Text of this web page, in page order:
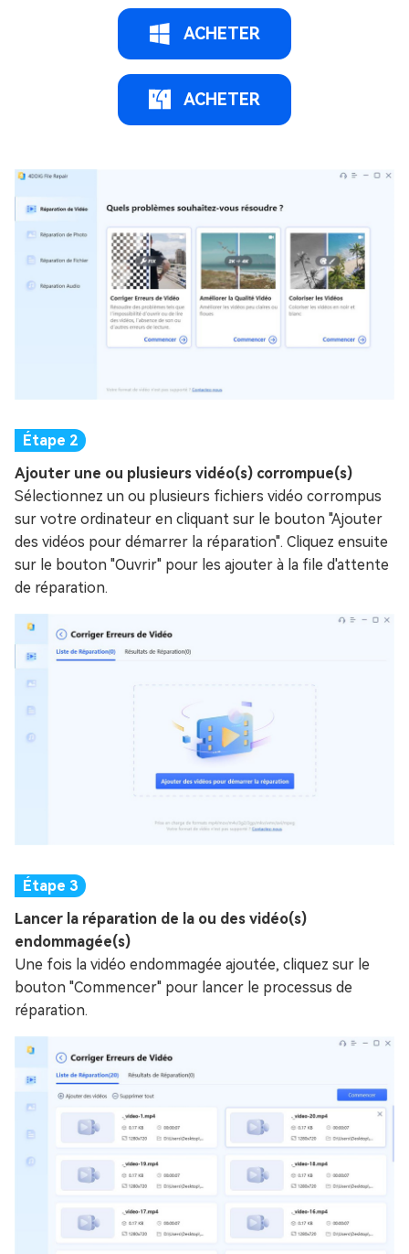
ACHETER
ACHETER
Ajouter une ou plusieurs vidéo(s) corrompue(s)
Sélectionnez un ou plusieurs fichiers vidéo corrompus
sur votre ordinateur en cliquant sur le bouton "Ajouter
des vidéos pour démarrer la réparation". Cliquez ensuite
sur le bouton "Ouvrir" pour les ajouter à la file d'attente
de réparation.
Lancer la réparation de la ou des vidéo(s)
endommagée(s)
Une fois la vidéo endommagée ajoutée, cliquez sur le
bouton "Commencer" pour lancer le processus de
réparation.